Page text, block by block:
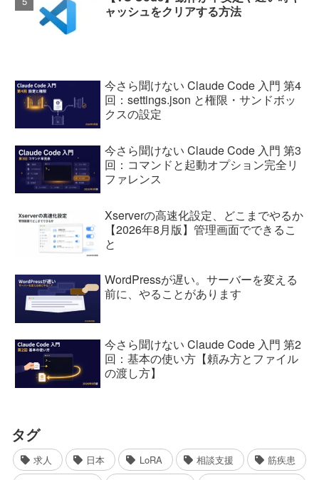
ャッシュをクリアする方法
今さら聞けない Claude Code 入門 第4
回：settings.json と権限・サンドボッ
クスの設定
今さら聞けない Claude Code 入門 第3
回：コマンドと起動オプション完全リ
ファレンス
Xserverの高速化設定、どこまでやるか
【2026年8月版】管理画面でできるこ
と
WordPressが遅い。サーバーを変える
前に、やることがあります
今さら聞けない Claude Code 入門 第2
回：基本の使い方【頼み方とファイル
の渡し方】
タグ
求人 日本 LoRA 相談支援
筋疾患